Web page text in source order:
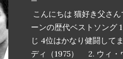
こんにちは 猫好き父さ
ーンの歴代ベストソング
じ 4位はかなり健闘し
ディ（1975） 2. ウィ